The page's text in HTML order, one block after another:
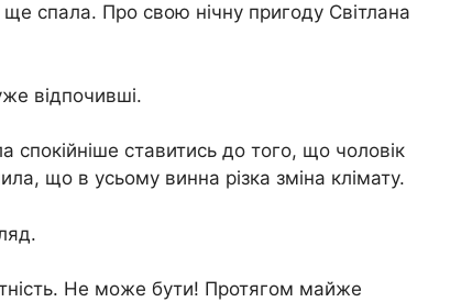
спала. Про свою нічну пригоду Світлана
відпочивші.
спокійніше ставитись до того, що чоловік
що в усьому винна різка зміна клімату.
Не може бути! Протягом майже